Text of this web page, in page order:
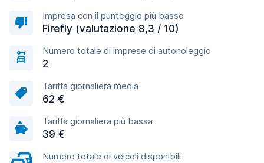
Impresa con il punteggio più basso
Firefly (valutazione 8,3 / 10)
Numero totale di imprese di autonoleggio
2
Tariffa giornaliera media
62 €
Tariffa giornaliera più bassa
39 €
Numero totale di veicoli disponibili